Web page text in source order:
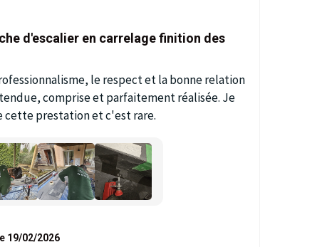
d'escalier en carrelage finition des
le respect et la bonne relation
comprise et parfaitement réalisée. Je
prestation et c'est rare.
19/02/2026